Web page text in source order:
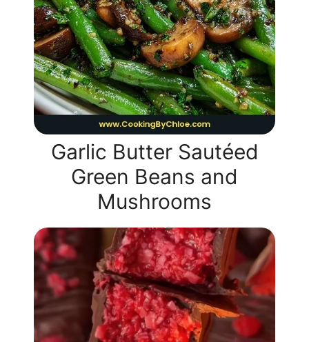
Garlic Butter Sautéed
Green Beans and
Mushrooms